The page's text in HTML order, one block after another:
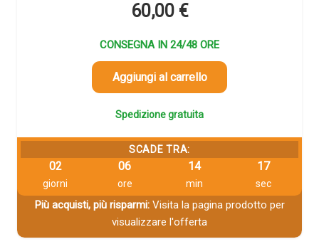
60,00 €
CONSEGNA IN 24/48 ORE
Aggiungi al carrello
Spedizione gratuita
SCADE TRA:
02
giorni
06
ore
14
min
16
sec
Più acquisti, più risparmi:Visita la pagina prodotto per
visualizzare l'offerta